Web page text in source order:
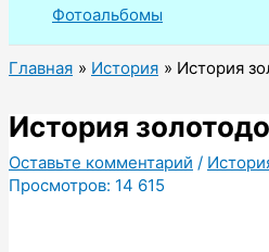
Фотоальбомы
Главная История История
История
Оставьте комментарий /
Просмотров: 14 615